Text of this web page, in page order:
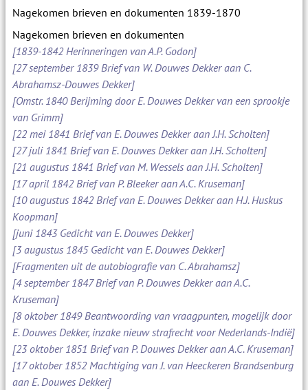
Nagekomen brieven en dokumenten 1839-1870
Nagekomen brieven en dokumenten
[1839-1842 Herinneringen van A.P. Godon]
[27 september 1839 Brief van W. Douwes Dekker aan C.
Abrahamsz-Douwes Dekker]
[Omstr. 1840 Berijming door E. Douwes Dekker van een sprookje
van Grimm]
[22 mei 1841 Brief van E. Douwes Dekker aan J.H. Scholten]
[27 juli 1841 Brief van E. Douwes Dekker aan J.H. Scholten]
[21 augustus 1841 Brief van M. Wessels aan J.H. Scholten]
[17 april 1842 Brief van P. Bleeker aan A.C. Kruseman]
[10 augustus 1842 Brief van E. Douwes Dekker aan H.J. Huskus
Koopman]
[juni 1843 Gedicht van E. Douwes Dekker]
[3 augustus 1845 Gedicht van E. Douwes Dekker]
[Fragmenten uit de autobiografie van C. Abrahamsz]
[4 september 1847 Brief van P. Douwes Dekker aan A.C.
Kruseman]
[8 oktober 1849 Beantwoording van vraagpunten, mogelijk door
E. Douwes Dekker, inzake nieuw strafrecht voor Nederlands-Indië]
[23 oktober 1851 Brief van P. Douwes Dekker aan A.C. Kruseman]
[17 oktober 1852 Machtiging van J. van Heeckeren Brandsenburg
aan E. Douwes Dekker]